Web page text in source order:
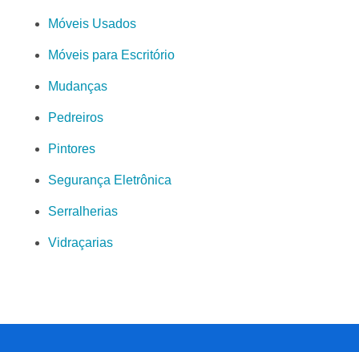
Móveis Usados
Móveis para Escritório
Mudanças
Pedreiros
Pintores
Segurança Eletrônica
Serralherias
Vidraçarias